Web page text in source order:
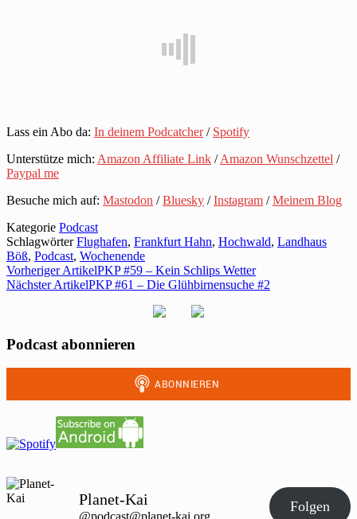
Lass ein Abo da: In deinem Podcatcher/ Spotify
Unterstütze mich: Amazon Affiliate Link /Amazon Wunschzettel /
Paypal me
Besuche mich auf: Mastodon /Bluesky /Instagram /Meinem Blog
Kategorie Podcast
SchlagwörterFlughafen, Frankfurt Hahn, Hochwald, Landhaus
Böß, Podcast, Wochenende
Vorheriger ArtikelPKP #59 – Kein Schlips Wetter
Nächster ArtikelPKP #61 – Die Glühbirnensuche #2
Podcast abonnieren
Planet-Kai Folgen